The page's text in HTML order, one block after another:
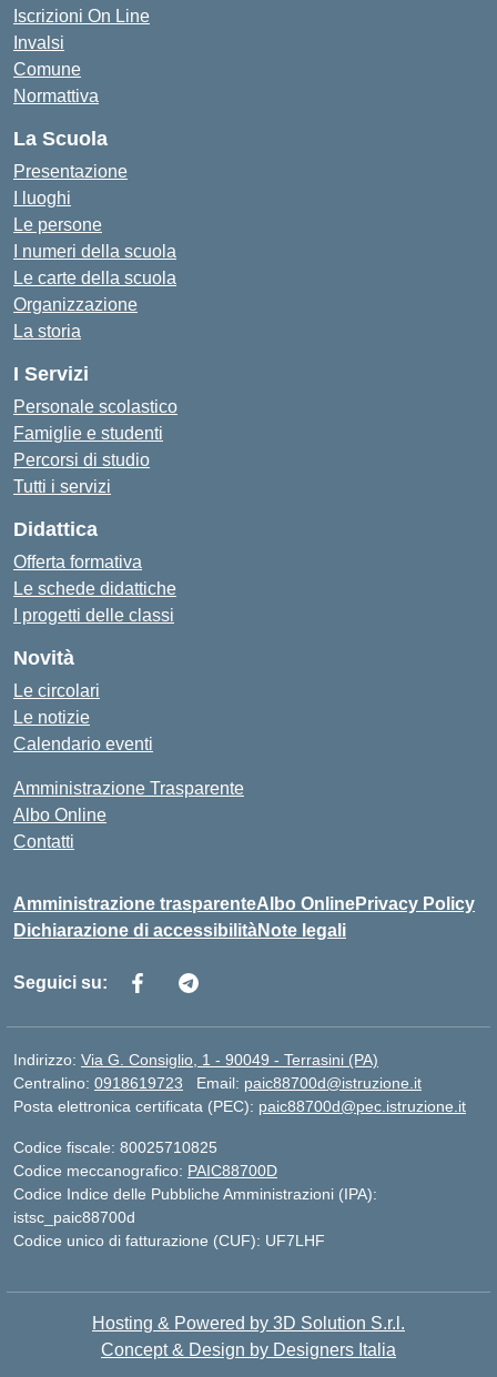
Iscrizioni On Line
Invalsi
Comune
Normattiva
La Scuola
Presentazione
I luoghi
Le persone
I numeri della scuola
Le carte della scuola
Organizzazione
La storia
I Servizi
Personale scolastico
Famiglie e studenti
Percorsi di studio
Tutti i servizi
Didattica
Offerta formativa
Le schede didattiche
I progetti delle classi
Novità
Le circolari
Le notizie
Calendario eventi
Amministrazione Trasparente
Albo Online
Contatti
Amministrazione trasparenteAlbo OnlinePrivacy Policy
Dichiarazione di accessibilitàNote legali
Seguici su:
Indirizzo: Via G. Consiglio, 1 - 90049 - Terrasini (PA)
Centralino: 0918619723 Email: paic88700d@istruzione.it
Posta elettronica certificata (PEC): paic88700d@pec.istruzione.it
Codice fiscale: 80025710825
Codice meccanografico: PAIC88700D
Codice Indice delle Pubbliche Amministrazioni (IPA):
istsc_paic88700d
Codice unico di fatturazione (CUF): UF7LHF
Hosting & Powered by 3D Solution S.r.l.
Concept & Design by Designers Italia